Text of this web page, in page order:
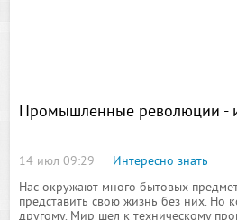
Промышленные революции -
14 июл 09:29
Интересно знать
Нас окружают много бытовых
представить свою жизнь без них. Но
другому. Мир шел к техническому